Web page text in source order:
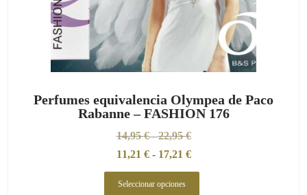
Perfumes equivalencia Olympea de Paco
Rabanne – FASHION 176
14,95€ - 22,95€
11,21 € - 17,21 €
Seleccionar opciones